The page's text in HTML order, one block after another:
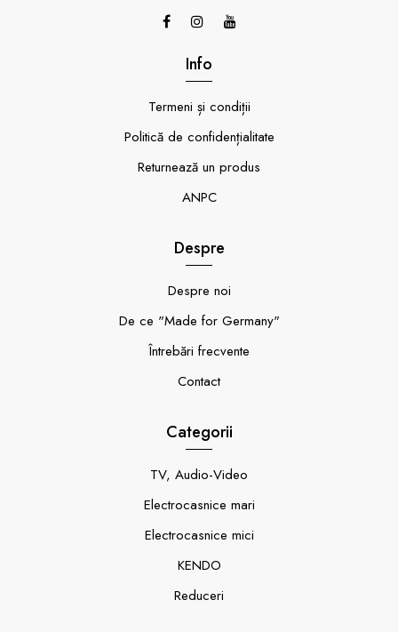
Info
Termeni și condiții
Politică de confidențialitate
Returnează un produs
ANPC
Despre
Despre noi
De ce "Made for Germany"
Întrebări frecvente
Contact
Categorii
TV, Audio-Video
Electrocasnice mari
Electrocasnice mici
KENDO
Reduceri